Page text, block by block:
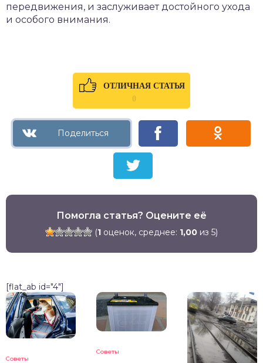
передвижения, и заслуживает достойного ухода
и особого внимания.
ОТЛИЧНАЯ СТАТЬЯ
0
Помогла статья? Оцените её
(1 оценок, среднее: 1,00 из 5)
[flat_ab id="4"]
Советы
Советы